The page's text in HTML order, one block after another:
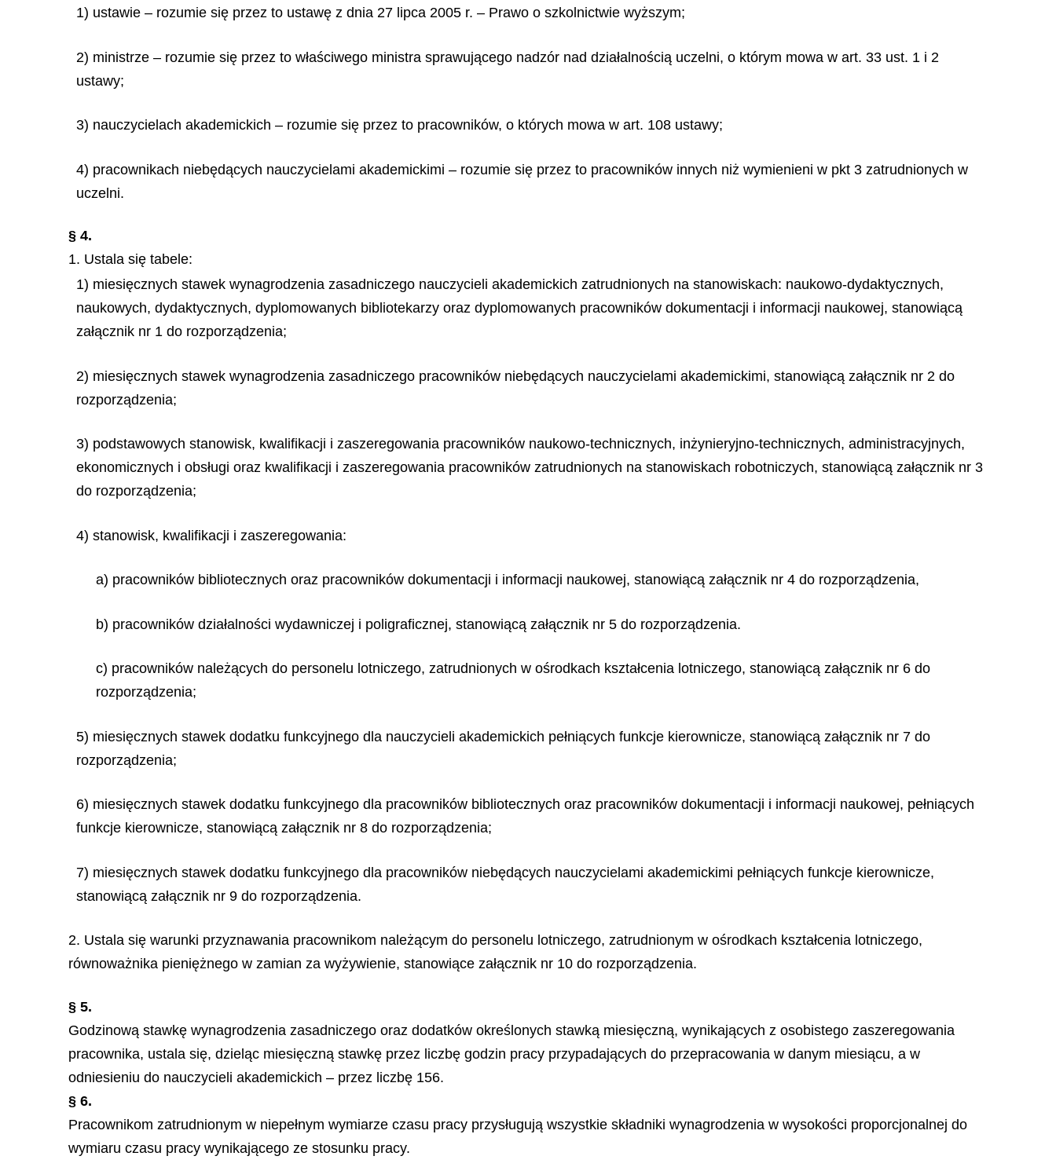
1) ustawie – rozumie się przez to ustawę z dnia 27 lipca 2005 r. – Prawo o szkolnictwie wyższym;
2) ministrze – rozumie się przez to właściwego ministra sprawującego nadzór nad działalnością uczelni, o którym mowa w art. 33 ust. 1 i 2
ustawy;
3) nauczycielach akademickich – rozumie się przez to pracowników, o których mowa w art. 108 ustawy;
4) pracownikach niebędących nauczycielami akademickimi – rozumie się przez to pracowników innych niż wymienieni w pkt 3 zatrudnionych w
uczelni.
§ 4.
1. Ustala się tabele:
1) miesięcznych stawek wynagrodzenia zasadniczego nauczycieli akademickich zatrudnionych na stanowiskach: naukowo-dydaktycznych,
naukowych, dydaktycznych, dyplomowanych bibliotekarzy oraz dyplomowanych pracowników dokumentacji i informacji naukowej, stanowiącą
załącznik nr 1 do rozporządzenia;
2) miesięcznych stawek wynagrodzenia zasadniczego pracowników niebędących nauczycielami akademickimi, stanowiącą załącznik nr 2 do
rozporządzenia;
3) podstawowych stanowisk, kwalifikacji i zaszeregowania pracowników naukowo-technicznych, inżynieryjno-technicznych, administracyjnych,
ekonomicznych i obsługi oraz kwalifikacji i zaszeregowania pracowników zatrudnionych na stanowiskach robotniczych, stanowiącą załącznik nr 3
do rozporządzenia;
4) stanowisk, kwalifikacji i zaszeregowania:
a) pracowników bibliotecznych oraz pracowników dokumentacji i informacji naukowej, stanowiącą załącznik nr 4 do rozporządzenia,
b) pracowników działalności wydawniczej i poligraficznej, stanowiącą załącznik nr 5 do rozporządzenia.
c) pracowników należących do personelu lotniczego, zatrudnionych w ośrodkach kształcenia lotniczego, stanowiącą załącznik nr 6 do
rozporządzenia;
5) miesięcznych stawek dodatku funkcyjnego dla nauczycieli akademickich pełniących funkcje kierownicze, stanowiącą załącznik nr 7 do
rozporządzenia;
6) miesięcznych stawek dodatku funkcyjnego dla pracowników bibliotecznych oraz pracowników dokumentacji i informacji naukowej, pełniących
funkcje kierownicze, stanowiącą załącznik nr 8 do rozporządzenia;
7) miesięcznych stawek dodatku funkcyjnego dla pracowników niebędących nauczycielami akademickimi pełniących funkcje kierownicze,
stanowiącą załącznik nr 9 do rozporządzenia.
2. Ustala się warunki przyznawania pracownikom należącym do personelu lotniczego, zatrudnionym w ośrodkach kształcenia lotniczego,
równoważnika pieniężnego w zamian za wyżywienie, stanowiące załącznik nr 10 do rozporządzenia.
§ 5.
Godzinową stawkę wynagrodzenia zasadniczego oraz dodatków określonych stawką miesięczną, wynikających z osobistego zaszeregowania
pracownika, ustala się, dzieląc miesięczną stawkę przez liczbę godzin pracy przypadających do przepracowania w danym miesiącu, a w
odniesieniu do nauczycieli akademickich – przez liczbę 156.
§ 6.
Pracownikom zatrudnionym w niepełnym wymiarze czasu pracy przysługują wszystkie składniki wynagrodzenia w wysokości proporcjonalnej do
wymiaru czasu pracy wynikającego ze stosunku pracy.